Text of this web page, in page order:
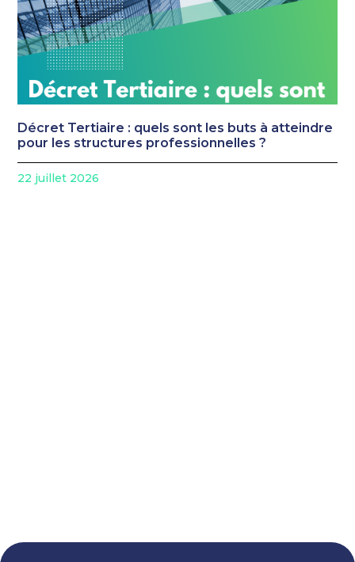
Décret Tertiaire : quels sont les buts à atteindre
pour les structures professionnelles ?
22 juillet 2026